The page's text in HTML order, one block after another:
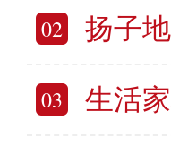
02 扬子地
03 生活家